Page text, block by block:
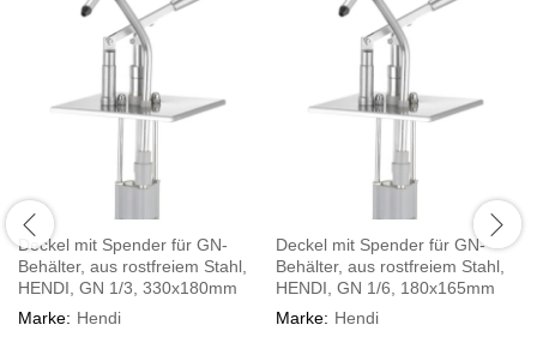
Deckel mit Spender für GN-
Behälter, aus rostfreiem Stahl,
HENDI, GN 1/3, 330x180mm
Marke: Hendi
Deckel mit Spender für GN-
Behälter, aus rostfreiem Stahl,
HENDI, GN 1/6, 180x165mm
Marke: Hendi